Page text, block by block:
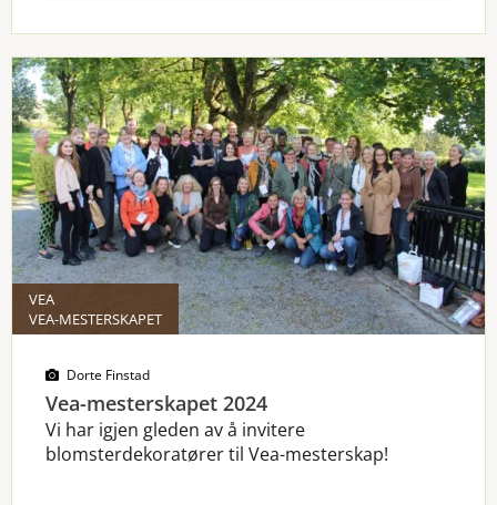
VEA
VEA-MESTERSKAPET
Dorte Finstad
Vea-mesterskapet 2024
Vi har igjen gleden av å invitere
blomsterdekoratører til Vea-mesterskap!